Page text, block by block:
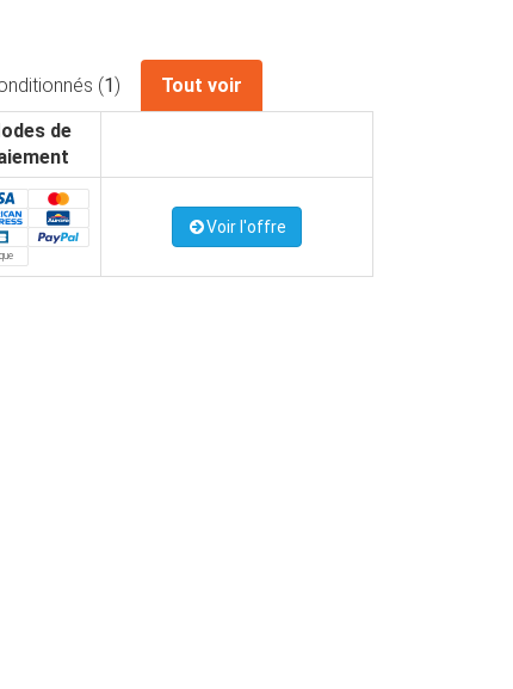
(1) Tout voir
de
Voir l'offre